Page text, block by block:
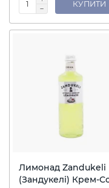
КУПИТИ
Лимонад Zandukeli
(Зандукелі) Крем-